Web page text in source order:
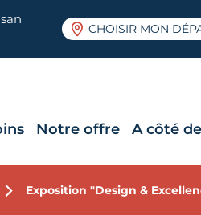
CHOISIR MON
Notre offre A côté
Exposition "Design &